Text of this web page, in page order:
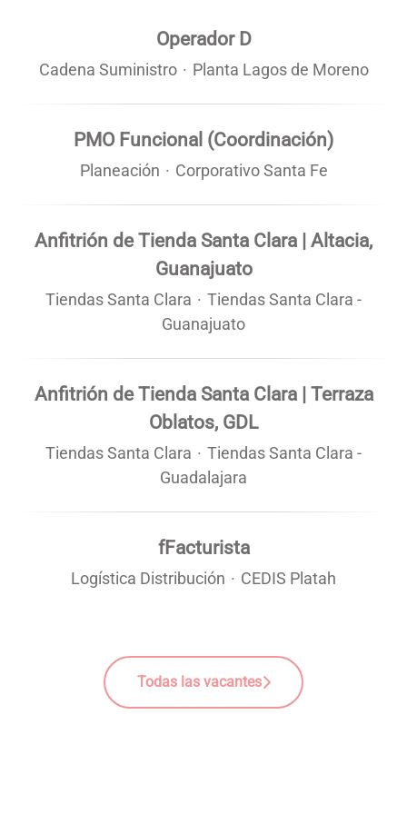
Operador D
Cadena Suministro · Planta Lagos de Moreno
PMO Funcional (Coordinación)
Planeación · Corporativo Santa Fe
Anfitrión de Tienda Santa Clara | Altacia,
Guanajuato
Tiendas Santa Clara · Tiendas Santa Clara -
Guanajuato
Anfitrión de Tienda Santa Clara | Terraza
Oblatos, GDL
Tiendas Santa Clara · Tiendas Santa Clara -
Guadalajara
fFacturista
Logística Distribución · CEDIS Platah
Todas las vacantes